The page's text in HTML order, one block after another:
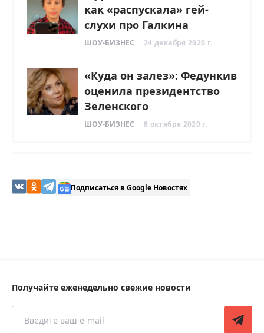
как «распускала» гей-
слухи про Галкина
ШОУ-БИЗНЕС 24 декабря 2020 г.
«Куда он залез»: Федункив
оценила президентство
Зеленского
ШОУ-БИЗНЕС 8 октября 2020 г.
Подписаться в Google Новостях
Получайте еженедельно свежие новости